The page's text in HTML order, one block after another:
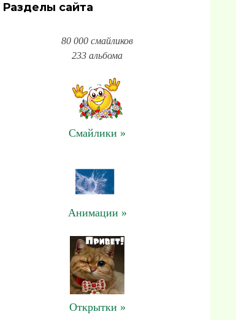
Разделы сайта
80 000 смайликов
233 альбома
Смайлики »
Анимации »
Открытки »